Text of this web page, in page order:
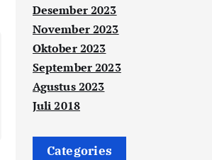
Desember 2023
November 2023
Oktober 2023
September 2023
Agustus 2023
Juli 2018
Categories